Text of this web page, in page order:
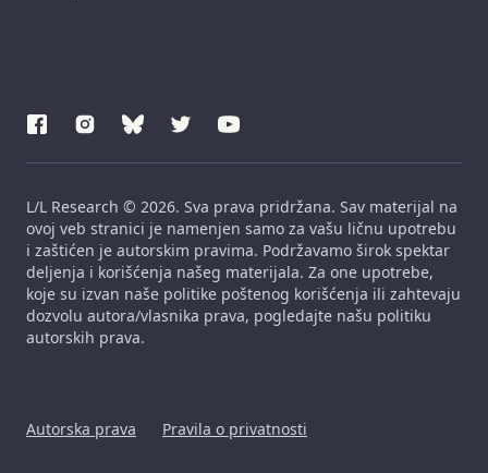
L/L Research © 2026. Sva prava pridržana. Sav materijal na
ovoj veb stranici je namenjen samo za vašu ličnu upotrebu
i zaštićen je autorskim pravima. Podržavamo širok spektar
deljenja i korišćenja našeg materijala. Za one upotrebe,
koje su izvan naše politike poštenog korišćenja ili zahtevaju
dozvolu autora/vlasnika prava, pogledajte našu politiku
autorskih prava.
Autorska prava Pravila o privatnosti